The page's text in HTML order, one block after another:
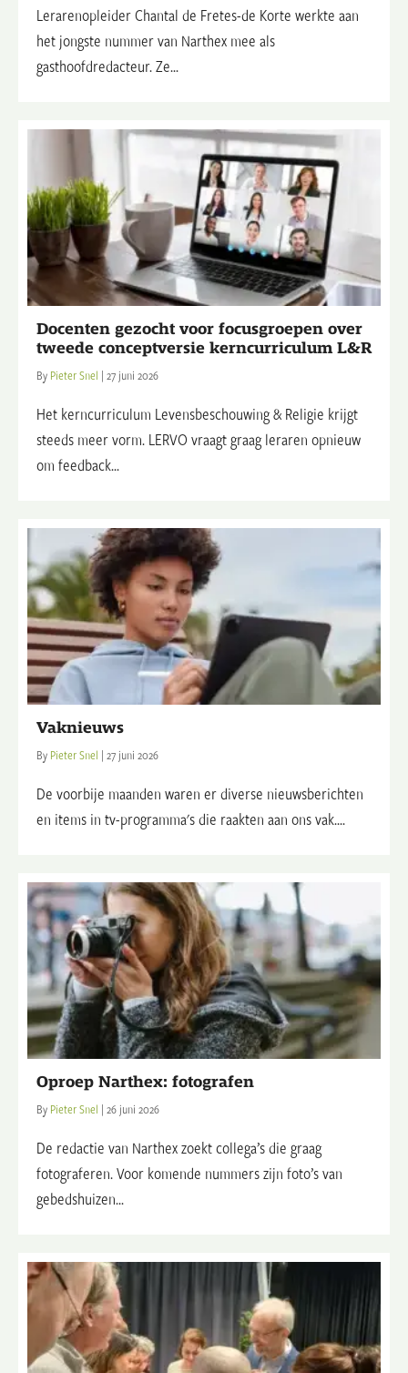
Lerarenopleider Chantal de Fretes-de Korte werkte aan
het jongste nummer van Narthex mee als
gasthoofdredacteur. Ze...
Docenten gezocht voor focusgroepen over
tweede conceptversie kerncurriculum L&R
By Pieter Snel | 27 juni 2026
Het kerncurriculum Levensbeschouwing & Religie krijgt
steeds meer vorm. LERVO vraagt graag leraren opnieuw
om feedback...
Vaknieuws
By Pieter Snel | 27 juni 2026
De voorbije maanden waren er diverse nieuwsberichten
en items in tv-programma's die raakten aan ons vak....
Oproep Narthex: fotografen
By Pieter Snel | 26 juni 2026
De redactie van Narthex zoekt collega’s die graag
fotograferen. Voor komende nummers zijn foto’s van
gebedshuizen...